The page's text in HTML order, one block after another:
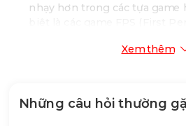
nhạy hơn trong các tựa game
IPS mang lại màu sắc chính
Thời gian đáp ứng siêu nhanh
gian đáp ứng cực nhanh,
Xem thêm
Những câu hỏi thường